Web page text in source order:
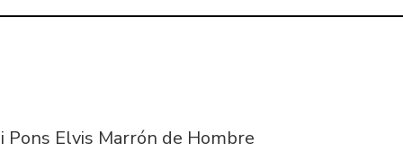
Pons Elvis Marrón de Hombre